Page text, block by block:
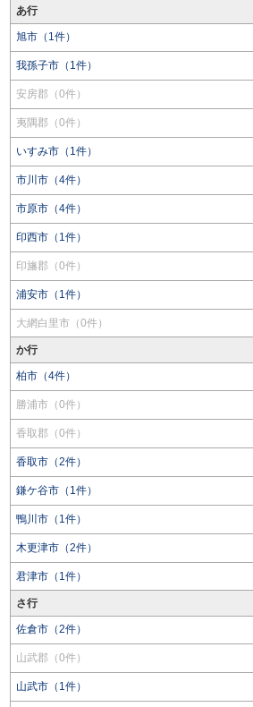
あ行
旭市（1件）
我孫子市（1件）
安房郡（0件）
夷隅郡（0件）
いすみ市（1件）
市川市（4件）
市原市（4件）
印西市（1件）
印旛郡（0件）
浦安市（1件）
大網白里市（0件）
か行
柏市（4件）
勝浦市（0件）
香取郡（0件）
香取市（2件）
鎌ケ谷市（1件）
鴨川市（1件）
木更津市（2件）
君津市（1件）
さ行
佐倉市（2件）
山武郡（0件）
山武市（1件）